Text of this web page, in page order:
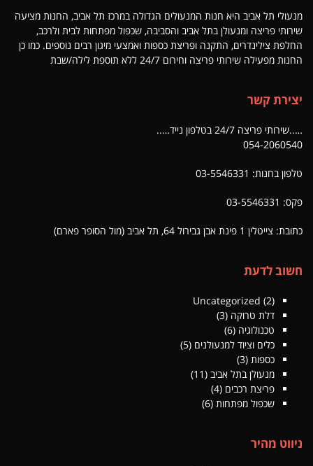
מנעולי תל אביב היא חנות המנעולים הגדולה במרכז תל אביב, החנות מציעה
שירותי פריצה ומנעולן בתל אביב והסביבה, שכפול מפתחות לבית ולרכב,
החלפת צילינדרים, התקנה ופריצת כספות ואמצעי מיגון רבים נוספים. כמו כן
החנות מפעילה שירותי פריצה וחירום 24/7 ללא תוספת לילה/שבת
יצירת קשר
…..שירותי פריצה 24/7 בטלפון נייד…..
054-2060540
טלפון בחנות: 03-5546331
פקס: 03-5546331
כתובת: צייטלין 1 פינת אבן גבירול 64, תל אביב (מול הסופר פארם)
חשוב לדעת
Uncategorized (2)
דלת טרוקה (3)
טכנולוגיה (6)
כלים וציוד למנעולנים (5)
כספות (3)
מנעולן בתל אביב (11)
פריצת רכבים (4)
שכפול מפתחות (6)
ניווט מהיר